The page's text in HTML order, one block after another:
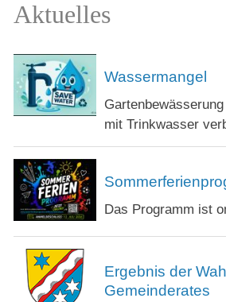
Aktuelles
Wassermangel
mit Trinkwasser
Das Programm ist
Ergebnis der
Gemeinderates